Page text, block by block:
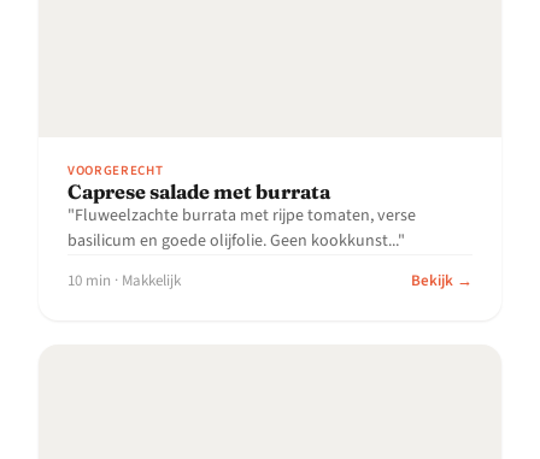
VOORGERECHT
Caprese salade met burrata
"Fluweelzachte burrata met rijpe tomaten, verse
basilicum en goede olijfolie. Geen kookkunst..."
10 min · Makkelijk Bekijk →